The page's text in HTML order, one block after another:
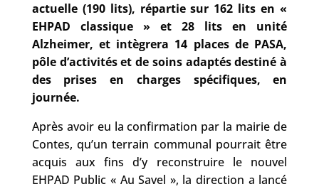
actuelle (190 lits), répartie sur 162 lits en «
EHPAD classique » et 28 lits en unité
Alzheimer, et intègrera 14 places de PASA,
pôle d’activités et de soins adaptés destiné à
des prises en charges spécifiques, en
journée.
Après avoir eu la confirmation par la mairie de
Contes, qu’un terrain communal pourrait être
acquis aux fins d’y reconstruire le nouvel
EHPAD Public « Au Savel », la direction a lancé